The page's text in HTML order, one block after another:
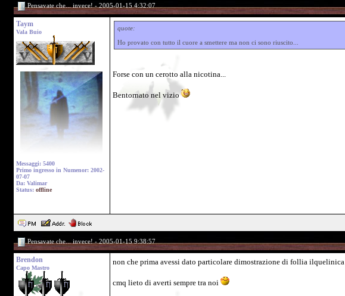
Pensavate che... invece! - 2005-01-15 4:32:07
Taym
Vala Buio
Messaggi: 5400
Primo ingresso in Numenor: 2002-
07-07
Da: Valimar
Status: offline
quote:
Ho provato con tutto il cuore a smettere ma non ci sono riuscito...
Forse con un cerotto alla nicotina...
Bentornato nel vizio
Pensavate che... invece! - 2005-01-15 9:38:57
Brendon
Capo Mastro
non che prima avessi dato particolare dimostrazione di follia ilquelinica
cmq lieto di averti sempre tra noi